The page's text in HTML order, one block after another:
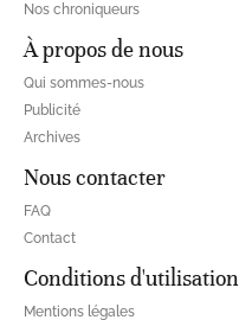
Nos chroniqueurs
À propos de nous
Qui sommes-nous
Publicité
Archives
Nous contacter
FAQ
Contact
Conditions d'utilisation
Mentions légales